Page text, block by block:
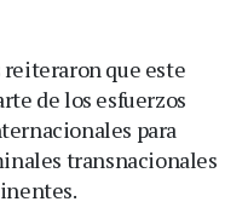
que este
de los esfuerzos
para
transnacionales